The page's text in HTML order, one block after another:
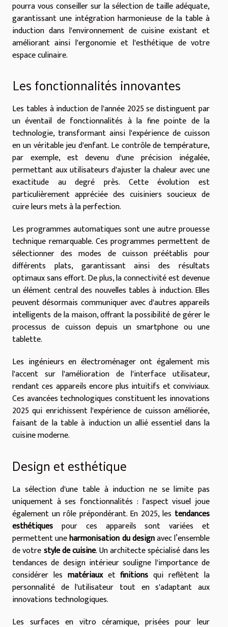
pourra vous conseiller sur la sélection de taille adéquate,
garantissant une intégration harmonieuse de la table à
induction dans l'environnement de cuisine existant et
améliorant ainsi l'ergonomie et l'esthétique de votre
espace culinaire.
Les fonctionnalités innovantes
Les tables à induction de l'année 2025 se distinguent par
un éventail de fonctionnalités à la fine pointe de la
technologie, transformant ainsi l'expérience de cuisson
en un véritable jeu d'enfant. Le contrôle de température,
par exemple, est devenu d'une précision inégalée,
permettant aux utilisateurs d'ajuster la chaleur avec une
exactitude au degré près. Cette évolution est
particulièrement appréciée des cuisiniers soucieux de
cuire leurs mets à la perfection.
Les programmes automatiques sont une autre prouesse
technique remarquable. Ces programmes permettent de
sélectionner des modes de cuisson préétablis pour
différents plats, garantissant ainsi des résultats
optimaux sans effort. De plus, la connectivité est devenue
un élément central des nouvelles tables à induction. Elles
peuvent désormais communiquer avec d'autres appareils
intelligents de la maison, offrant la possibilité de gérer le
processus de cuisson depuis un smartphone ou une
tablette.
Les ingénieurs en électroménager ont également mis
l'accent sur l'amélioration de l'interface utilisateur,
rendant ces appareils encore plus intuitifs et conviviaux.
Ces avancées technologiques constituent les innovations
2025 qui enrichissent l'expérience de cuisson améliorée,
faisant de la table à induction un allié essentiel dans la
cuisine moderne.
Design et esthétique
La sélection d'une table à induction ne se limite pas
uniquement à ses fonctionnalités : l'aspect visuel joue
également un rôle prépondérant. En 2025, les tendances
esthétiques pour ces appareils sont variées et
permettent uneharmonisation du designavec l’ensemble
de votrestyle de cuisine. Un architecte spécialisé dans les
tendances de design intérieur souligne l'importance de
considérer les matériauxetfinitions qui reflètent la
personnalité de l'utilisateur tout en s'adaptant aux
innovations technologiques.
Les surfaces en vitro céramique, prisées pour leur